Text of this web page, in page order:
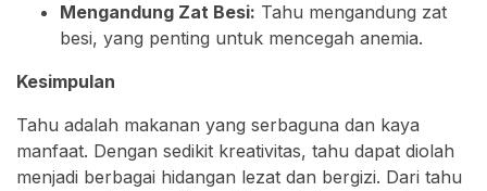
Mengandung Zat Besi: Tahu mengandung zat
besi, yang penting untuk mencegah anemia.
Kesimpulan
Tahu adalah makanan yang serbaguna dan kaya
manfaat. Dengan sedikit kreativitas, tahu dapat diolah
menjadi berbagai hidangan lezat dan bergizi. Dari tahu